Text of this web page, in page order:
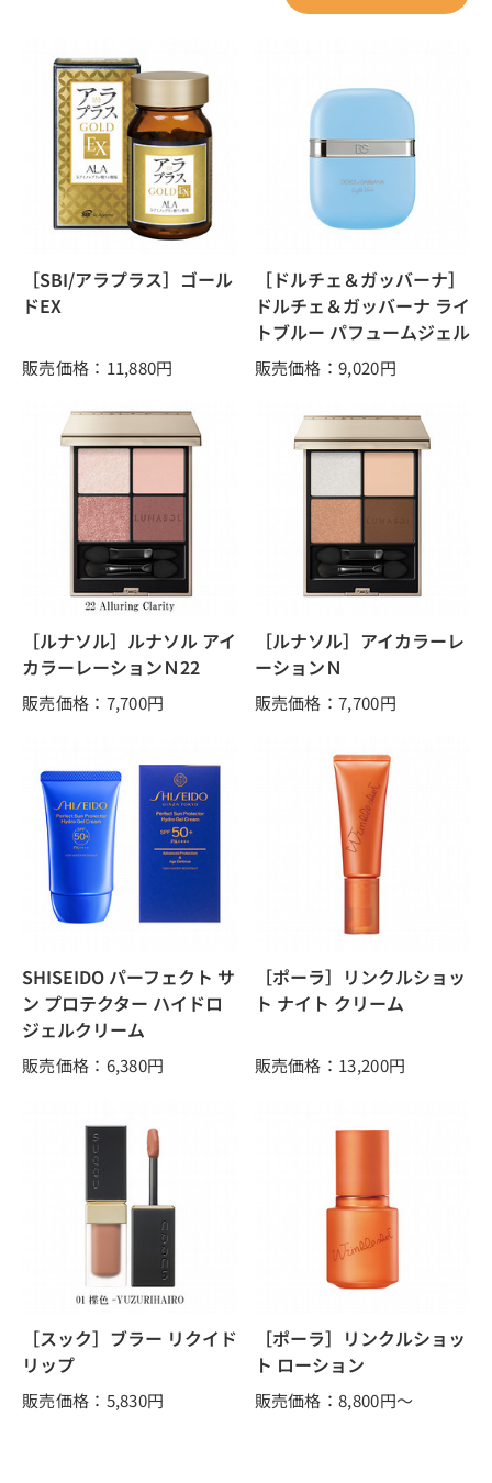
［SBI/アラプラス］ゴール
ドEX
販売価格：11,880円
［ドルチェ＆ガッバーナ］
ドルチェ＆ガッバーナ ライ
トブルー パフュームジェル
販売価格：9,020円
［ルナソル］ルナソル アイ
カラーレーションＮ22
販売価格：7,700円
［ルナソル］アイカラーレ
ーションＮ
販売価格：7,700円
SHISEIDO パーフェクト サ
ン プロテクター ハイドロ
ジェルクリーム
販売価格：6,380円
［ポーラ］リンクルショッ
ト ナイト クリーム
販売価格：13,200円
［スック］ブラー リクイド
リップ
販売価格：5,830円
［ポーラ］リンクルショッ
ト ローション
販売価格：8,800円～